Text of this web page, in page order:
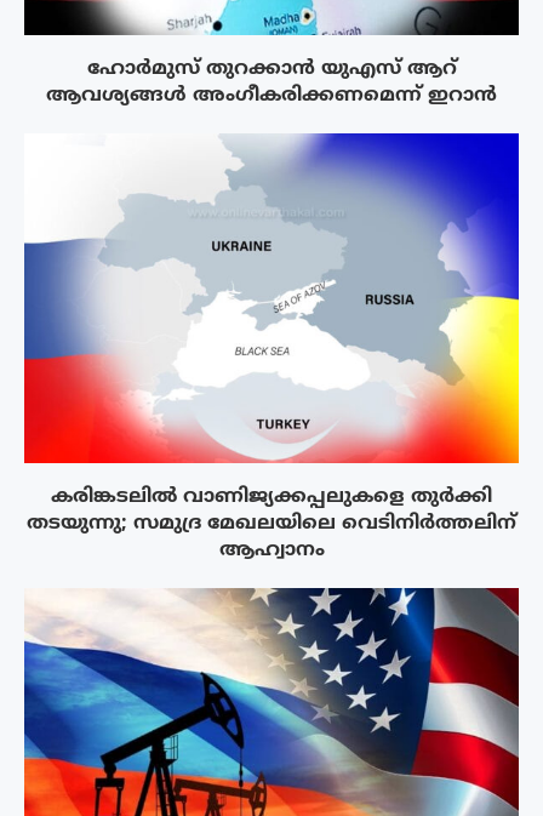
ഹോർമുസ് തുറക്കാൻ യുഎസ് ആറ്
ആവശ്യങ്ങൾ അംഗീകരിക്കണമെന്ന് ഇറാൻ
കരിങ്കടലിൽ വാണിജ്യക്കപ്പലുകളെ തുർക്കി
തടയുന്നു; സമുദ്ര മേഖലയിലെ വെടിനിർത്തലിന്
ആഹ്വാനം